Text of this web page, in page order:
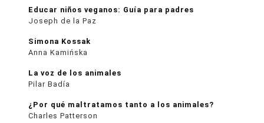
Educar niños veganos: Guía para padres
Joseph de la Paz
Simona Kossak
Anna Kamińska
La voz de los animales
Pilar Badía
¿Por qué maltratamos tanto a los animales?
Charles Patterson